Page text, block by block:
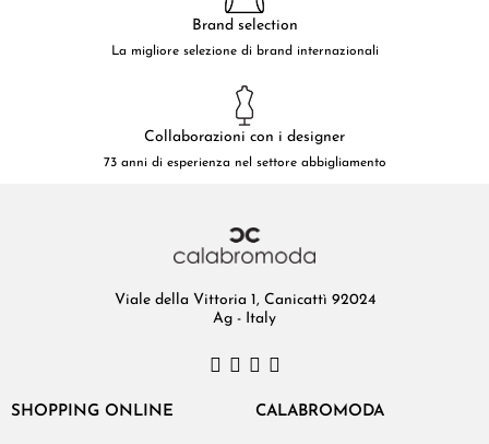
Brand selection
La migliore selezione di brand internazionali
Collaborazioni con i designer
73 anni di esperienza nel settore abbigliamento
Viale della Vittoria 1, Canicattì 92024
Ag - Italy
SHOPPING ONLINE CALABROMODA